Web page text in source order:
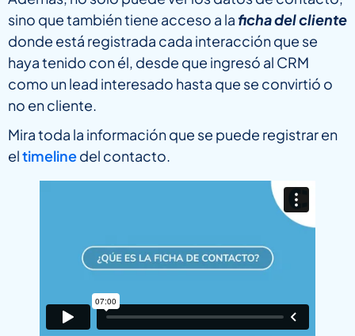
sino que también tiene acceso a la ficha del cliente
donde está registrada cada interacción que se
haya tenido con él, desde que ingresó al CRM
como un lead interesado hasta que se convirtió o
no en cliente.
Mira toda la información que se puede registrar en
eltimelinedel contacto.